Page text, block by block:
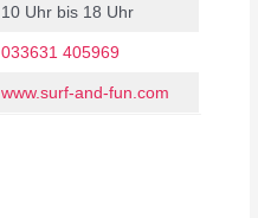
10 Uhr bis 18 Uhr
033631 405969
www.surf-and-fun.com